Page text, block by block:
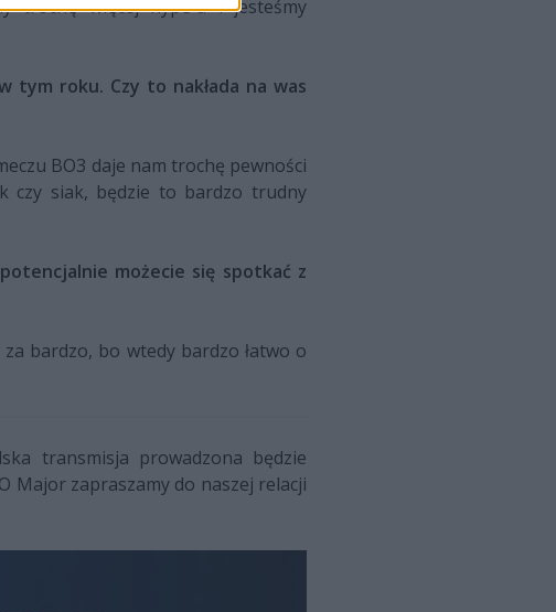
trochę więcej hype'u i jesteśmy
tym roku. Czy to nakłada na was
BO3 daje nam trochę pewności
czy siak, będzie to bardzo trudny
możecie się spotkać z
bardzo, bo wtedy bardzo łatwo o
transmisja prowadzona będzie
Major zapraszamy do naszej relacji